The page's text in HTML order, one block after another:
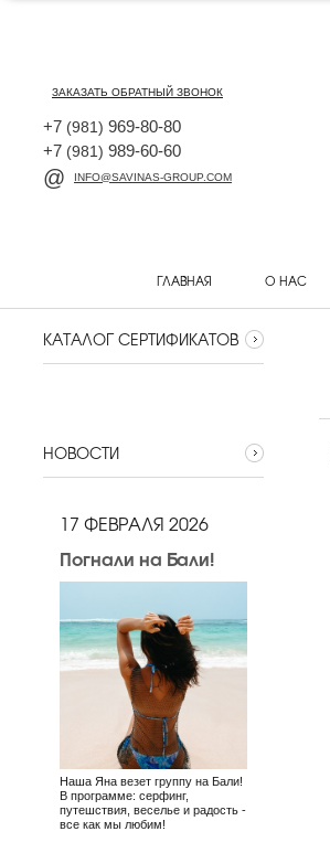
ЗАКАЗАТЬ ОБРАТНЫЙ ЗВОНОК
+7 (981) 969-80-80
+7 (981) 989-60-60
INFO@SAVINAS-GROUP.COM
ГЛАВНАЯ О НАС
КАТАЛОГ СЕРТИФИКАТОВ
НОВОСТИ
17 ФЕВРАЛЯ 2026
Погнали на Бали!
Наша Яна везет группу на Бали!
В программе: серфинг,
путешствия, веселье и радость -
все как мы любим!